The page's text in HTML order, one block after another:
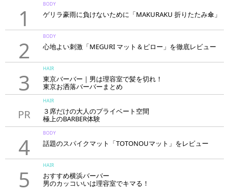
1
BODY
ゲリラ豪雨に負けないために「MAKURAKU 折りたたみ傘」
2
BODY
心地よい刺激「MEGURI マット＆ピロー」を徹底レビュー
3
HAIR
東京バーバー｜男は理容室で髪を切れ！
東京お洒落バーバーまとめ
PR
HAIR
３席だけの大人のプライベート空間
極上のBARBER体験
「LAVIE NEW STANDARD BARBER HANARE新宿店」
4
BODY
話題のスパイクマット「TOTONOUマット」をレビュー
5
HAIR
おすすめ横浜バーバー
男のカッコいいは理容室でキマる！